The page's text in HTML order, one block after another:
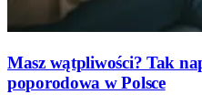
Masz wątpliwości? Tak
poporodowa w Polsce